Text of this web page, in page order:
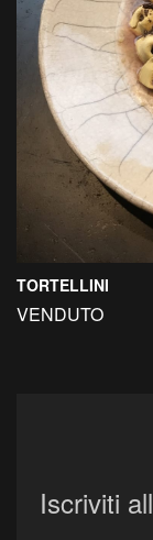
TORTELLINI
VENDUTO
Iscriviti